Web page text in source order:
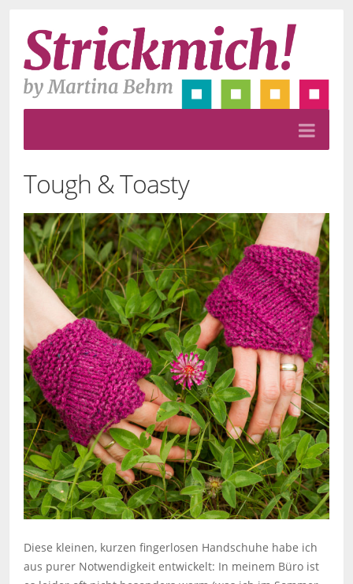
Tough & Toasty
Diese kleinen, kurzen fingerlosen Handschuhe habe ich
aus purer Notwendigkeit entwickelt: In meinem Büro ist